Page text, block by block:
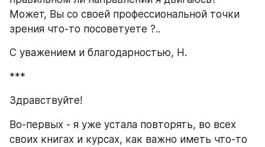
Может, Вы со своей профессиональной точки
зрения что-то посоветуете ?..
С уважением и благодарностью, Н.
***
Здравствуйте!
Во-первых - я уже устала повторять, во всех
своих книгах и курсах, как важно иметь что-то